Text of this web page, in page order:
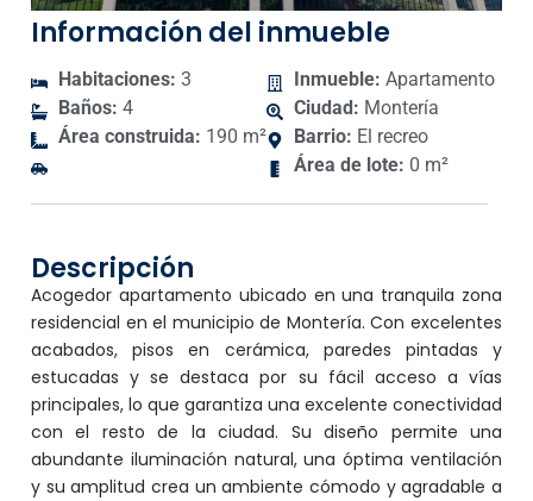
Información del inmueble
Habitaciones: 3
Baños: 4
Área construida: 190 m²
Inmueble: Apartamento
Ciudad: Montería
Barrio: El recreo
Área de lote: 0 m²
Descripción
Acogedor apartamento ubicado en una tranquila zona
residencial en el municipio de Montería. Con excelentes
acabados, pisos en cerámica, paredes pintadas y
estucadas y se destaca por su fácil acceso a vías
principales, lo que garantiza una excelente conectividad
con el resto de la ciudad. Su diseño permite una
abundante iluminación natural, una óptima ventilación
y su amplitud crea un ambiente cómodo y agradable a